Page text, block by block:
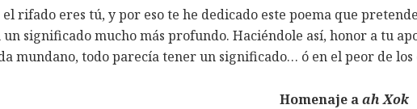
el rifado eres tú, y por eso te he dedicado este poema que
un significado mucho más profundo. Haciéndole así, honor a tu
mundano, todo parecía tener un significado… ó en el peor de los
Homenaje aah Xok